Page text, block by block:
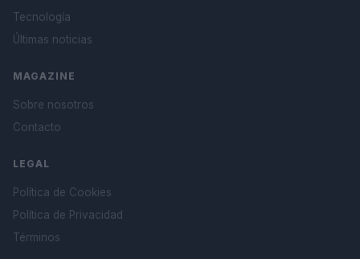
Tecnología
Últimas noticias
MAGAZINE
Sobre nosotros
Contacto
LEGAL
Política de Cookies
Política de Privacidad
Términos